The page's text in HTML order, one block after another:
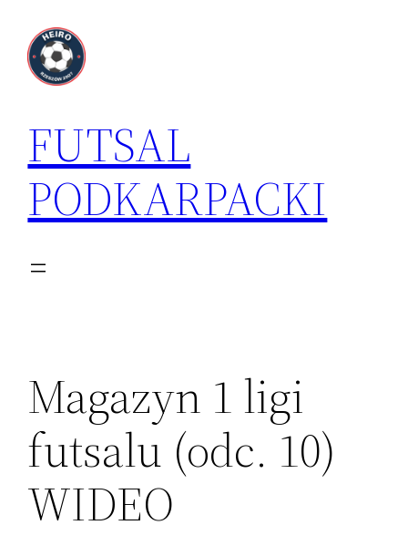
treści
FUTSAL
PODKARPACKI
Magazyn 1 ligi
futsalu (odc. 10)
WIDEO